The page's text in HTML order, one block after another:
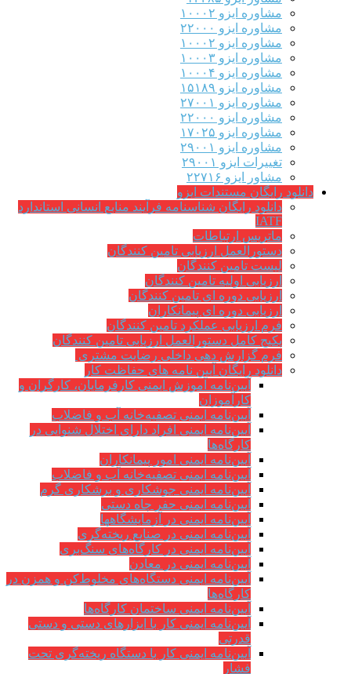
مشاوره ایزو ۱۰۰۰۲
مشاوره ایزو ۲۲۰۰۰
مشاوره ایزو ۱۰۰۰۲
مشاوره ایزو ۱۰۰۰۳
مشاوره ایزو ۱۰۰۰۴
مشاوره ایزو ۱۵۱۸۹
مشاوره ایزو ۲۷۰۰۱
مشاوره ایزو ۲۲۰۰۰
مشاوره ایزو ۱۷۰۲۵
مشاوره ایزو ۲۹۰۰۱
تغییرات ایزو ۲۹۰۰۱
مشاور ایزو ۲۲۷۱۶
دانلود رایگان مستندات ایزو
دانلود رایگان شناسنامه فرآیند منابع انسانی استاندارد
IATF
ماتریس ارتباطات
دستورالعمل ارزیابی تامین کنندگان
لیست تامین کنندگان
ارزیابی اولیه تامین کنندگان
ارزیابی دوره ای تامین کنندگان
ارزیابی دوره ای پیمانکاران
فرم ارزيابی عملکرد تامین کنندگان
پکیج کامل دستورالعمل ارزیابی تامین کنندگان
فرم گزارش دهی داخلی رضایت مشتری
دانلود رایگان آیین نامه های حفاظت کار
آیین‌نامه آموزش ایمنی کارفرمایان، کارگران و
کارآموزان
آیین‌نامه ایمنی تصفیه‌خانه آب و فاضلاب
آیین‌نامه ایمنی افراد دارای اختلال شنوایی در
کارگاه‌ها
آیین‌نامه ایمنی امور پیمانکاران
آیین‌نامه ایمنی تصفیه‌خانه آب و فاضلاب
آیین‌نامه ایمنی جوشکاری و برشکاری گرم
آیین‌نامه ایمنی حفر چاه دستی
آیین‌نامه ایمنی در آزمایشگاهها
آیین‌نامه ایمنی در صنایع ریخته‌گری
آیین‌نامه ایمنی در کارگاه‌های سنگ‌بری
آیین‌نامه ایمنی در معادن
آیین‌نامه ایمنی دستگاه‌های مخلوط‌کن و همزن در
کارگاه‌ها
آیین‌نامه ایمنی ساختمان کارگاه‌ها
آیین‌نامه ایمنی کار با ابزارهای دستی و دستی
قدرتی
آیین‌نامه ایمنی کار با دستگاه ریخته‌گری تحت
فشار